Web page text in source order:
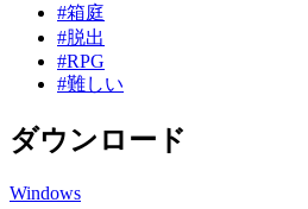
#箱庭
#脱出
#RPG
#難しい
ダウンロード
Windows